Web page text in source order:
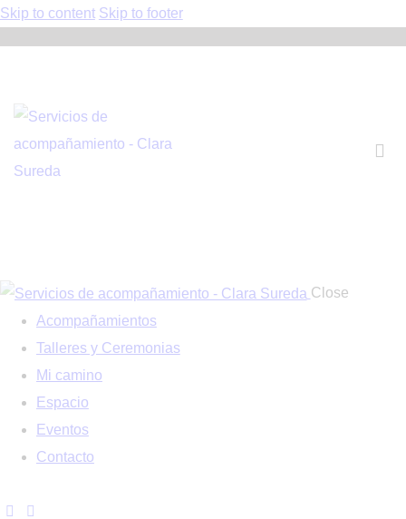
Skip to content Skip to footer
Close
Acompañamientos
Talleres y Ceremonias
Mi camino
Espacio
Eventos
Contacto